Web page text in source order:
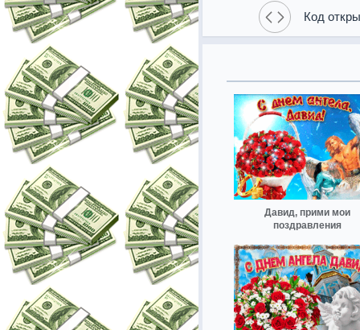
Код
Давид, прими мои
поздравления